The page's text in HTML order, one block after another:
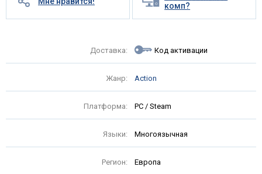
комп?
Доставка: Код активации
Жанр: Action
Платформа: PC / Steam
Языки: Многоязычная
Регион: Европа